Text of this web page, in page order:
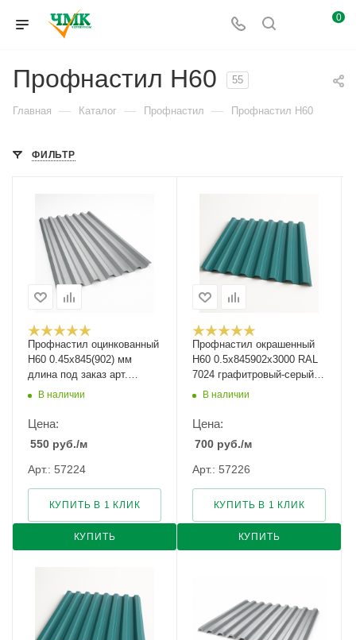
0
Профнастил Н60 55
Главная — Каталог — Профнастил — Профнастил Н60
ФИЛЬТР
Профнастил оцинкованный
Н60 0.45х845(902) мм
длина под заказ арт.
1136885
В наличии
Цена:
550 руб./м
Арт.: 57224
КУПИТЬ
КУПИТЬ В 1 КЛИК
Профнастил окрашенный
Н60 0.5х845902x3000 RAL
7024 графитровый-серый
Уценка арт.1266211
В наличии
Цена:
700 руб./м
Арт.: 57226
КУПИТЬ
КУПИТЬ В 1 КЛИК